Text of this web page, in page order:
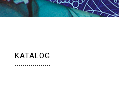
KATALOG